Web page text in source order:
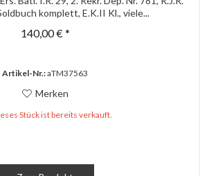
komplett, E.K.II Kl., viele...
140,00 € *
Artikel-Nr.:aTM37563
Merken
Stück ist bereits verkauft.